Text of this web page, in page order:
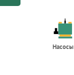
Насосы